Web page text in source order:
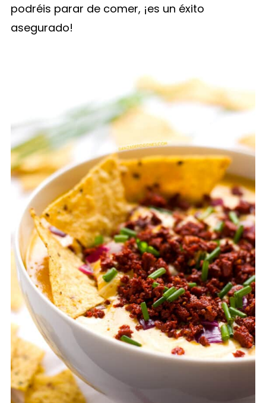
podréis parar de comer, ¡es un éxito
asegurado!